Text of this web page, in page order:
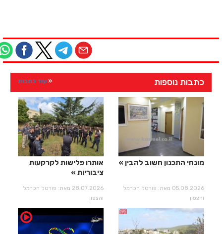
כתבות נוספות עוד כתבות
מונחי התכנון חשוב להבין
05.08.2026 מאת: פורטל הכרמל
והצפון
אותרו פלישות לקרקעות
ציבוריות
28.07.2026 מאת: פורטל הכרמל
והצפון